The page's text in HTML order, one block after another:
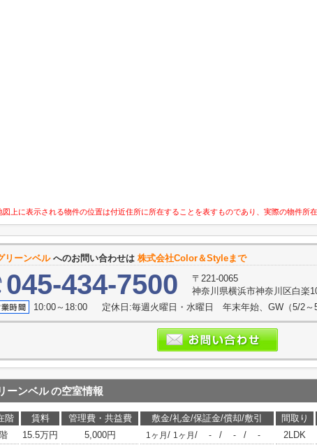
上に表示される物件の位置は付近住所に所在することを表すものであり、実際の物件所
リーンベルへのお問い合わせは 株式会社Color＆Styleまで
434-7500
〒221-0065
神奈川県横浜市神奈川区白楽
10:00～18:00 定休日:毎週火曜日・水曜日 年末年始、GW（5/2～
ーンベルの空室情報
階 賃料 管理費・共益費 敷金/礼金/保証金/償却/敷引 間取り
15.5万円 5,000円 1ヶ月 / 1ヶ月 / - / - / - 2LDK